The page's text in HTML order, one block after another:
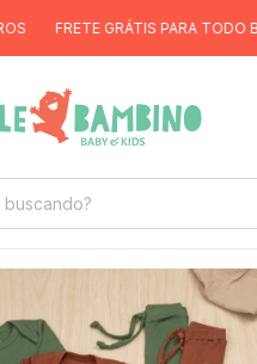
FRETE GRÁTIS PARA TODO BRASIL